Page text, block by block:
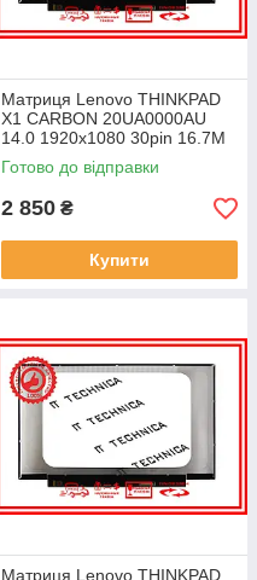
Матриця Lenovo THINKPAD
X1 CARBON 20UA0000AU
14.0 1920x1080 30pin 16.7M
45% NTSC 300 cd/m² для
ноутбука
Готово до відправки
2 850 ₴
Купити
Матриця Lenovo THINKPAD